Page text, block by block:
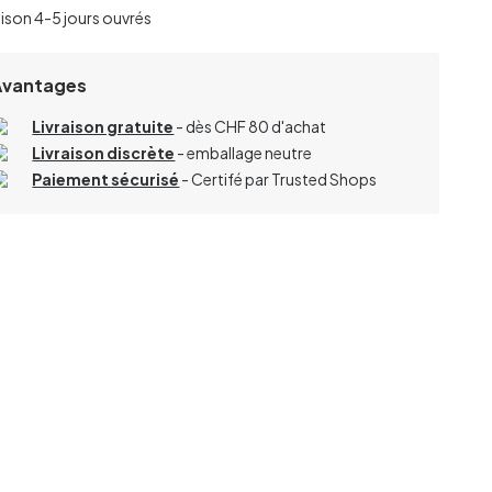
4-5 jours ouvrés
Livraison gratuite - dès CHF 80 d'achat
Livraison discrète - emballage neutre
Paiement sécurisé - Certifé par Trusted Shops